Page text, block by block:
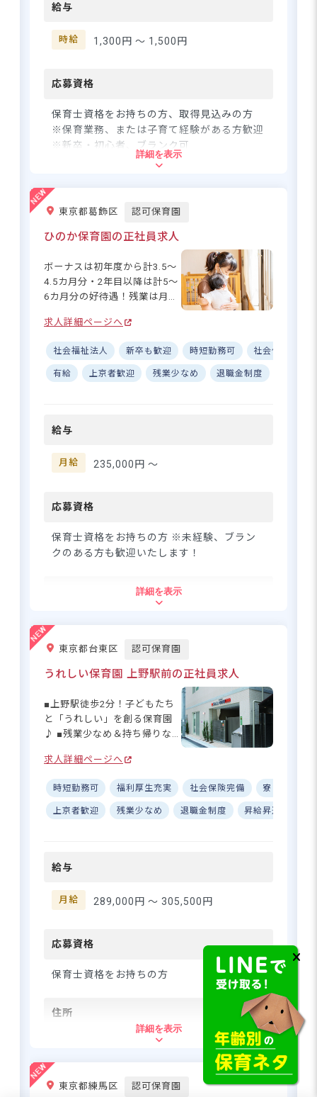
中で、子供たちが楽しみなが
る環境づくりを大切にしてい
ます。かわいい子供たちと明
日々の成長を間近で見守れる
個々の職員ともしっかり向き
合う社風なので、あなたの個
性を活かしてご活躍いただけ
大切にできる柔軟な環境◎】
当園ではスタッフが無理なく
働ける環境を整えています！
残業は一切なく、勤務時間も9
時～13時、14時～18時等のシ
談にも応じます。また、パー
トの方にも賞与支給の実績が
あり、頑張りがしっかり還元
給与
時給 1,300円 〜 1,500円
応募資格
保育士資格をお持ちの方、取得見込みの方
※保育業務、または子育て経験がある方歓迎
※新卒・初心者、ブランク可
東京都荒川区西尾久4-27-1ヴェルデ西尾久1
F
JR線「尾久駅」徒歩5分
都電荒川線「荒川遊園地前駅」徒歩5分
※自転車通勤OK
■近隣エリアからのアクセスをご紹介
駅」からJRで1駅5分！駅チカ感覚で通勤
可能です。
台東区（上野周辺）から：約15分 「上野
足立区（江北周辺）から：約20〜25分
荒川を渡ってすぐの好立地です。
埼玉県（川口市周辺）から：約20〜25分
度。実は埼玉県からも通いやすいエリア
です。
埼玉県（草加市周辺）から：約40〜45分
「北千住駅」経由などでアクセス可能。
ませんか！
さらに詳しい
求人情報 へ
登録・相談無料
希望に合う求人の
紹介を受ける
詳細を表示
東京都葛飾区 認可保育園
ひのか保育園の正社員求人
ボーナスは初年度から計3.5～
4.5カ月分・2年目以降は計5～
6カ月分の好待遇！残業は月平
手書き作業を減らし、業務は
分担しながら一人あたりの負
担を減らしており、働きやす
い環境を整えています。引っ
一から丁寧にサポートします
る方も安心して働いていけま
すよ。
求人詳細ページへ
社会福祉法人 新卒も歓迎 時短勤務可 社会保険完備
有給 上京者歓迎 残業少なめ 退職金制度
給与
月給 235,000円 〜
応募資格
保育士資格をお持ちの方 ※未経験、ブラン
クのある方も歓迎いたします！
料）。駅の周辺にはスーパーマーケット
や飲食店があり、夕飯などの買い物に便
利です。
福利厚生が充実の好環境！賞与年3
回・初年度より最大計4.5カ月分支
詳細を表示
東京都台東区 認可保育園
うれしい保育園 上野駅前の正社員求人
■上野駅徒歩2分！子どもたち
と「うれしい」を創る保育園
♪ ■残業少なめ＆持ち帰りな
厚い研修で安心のスタート☆
■年間休日121日以上でワーク
ライフバランス◎ ーー【子ど
もと高齢者の笑顔が溢れる、
設との世代間交流を通じて、
します。「人を大事にし、人
を育てる」という理念のも
し合い、よりよい保育を創り
通り、子どもたちもスタッフ
ー【充実の待遇とキャリアサ
ポートで、長く活躍できる職
タート！ブランクがある方も
安心の充実した入社時研修
で、スムーズに保育士として
求人詳細ページへ
時短勤務可 福利厚生充実 社会保険完備 寮・住宅・
上京者歓迎 残業少なめ 退職金制度 昇給昇進あり
給与
月給 289,000円 〜305,500円
応募資格
保育士資格をお持ちの方
住所
東京都台東区上野7丁目
JR山手線、京浜東北線、常磐線、宇都宮
詳細を表示
東京都練馬区 認可保育園